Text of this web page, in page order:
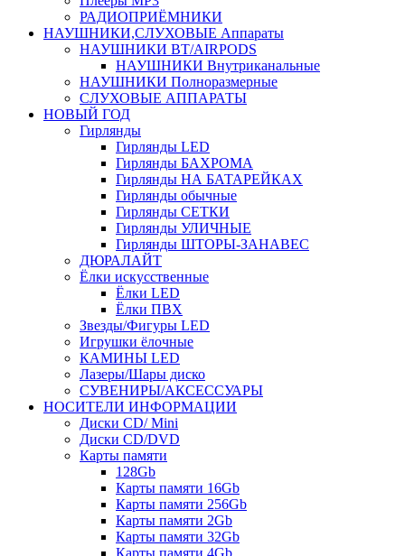
РАДИОПРИЁМНИКИ
НАУШНИКИ,СЛУХОВЫЕ Аппараты
НАУШНИКИ BT/AIRPODS
НАУШНИКИ Внутриканальные
НАУШНИКИ Полноразмерные
СЛУХОВЫЕ АППАРАТЫ
НОВЫЙ ГОД
Гирлянды
Гирлянды LED
Гирлянды БАХРОМА
Гирлянды НА БАТАРЕЙКАХ
Гирлянды обычные
Гирлянды СЕТКИ
Гирлянды УЛИЧНЫЕ
Гирлянды ШТОРЫ-ЗАНАВЕС
ДЮРАЛАЙТ
Ёлки искусственные
Ёлки LED
Ёлки ПВХ
Звезды/Фигуры LED
Игрушки ёлочные
КАМИНЫ LED
Лазеры/Шары диско
СУВЕНИРЫ/АКСЕССУАРЫ
НОСИТЕЛИ ИНФОРМАЦИИ
Диски CD/ Mini
Диски CD/DVD
Карты памяти
128Gb
Карты памяти 16Gb
Карты памяти 256Gb
Карты памяти 2Gb
Карты памяти 32Gb
Карты памяти 4Gb